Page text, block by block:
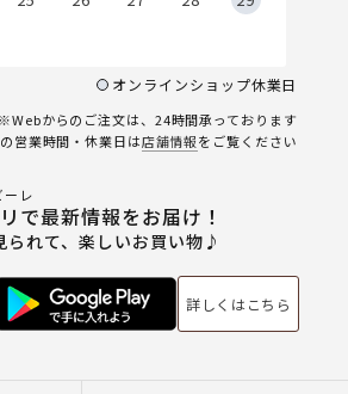
オンラインショップ休業日
※Webからのご注文は、24時間承っております
営業時間・休業日は店舗情報をご覧ください
ーレ
で最新情報をお届け！
られて、楽しいお買い物♪
詳しくはこちら